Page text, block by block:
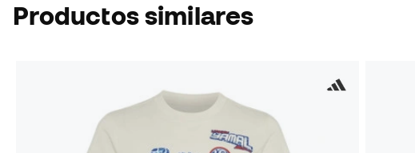
Productos similares